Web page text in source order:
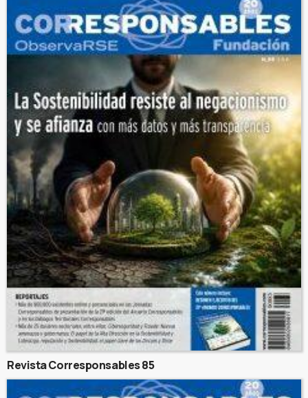
Revista Corresponsables 85